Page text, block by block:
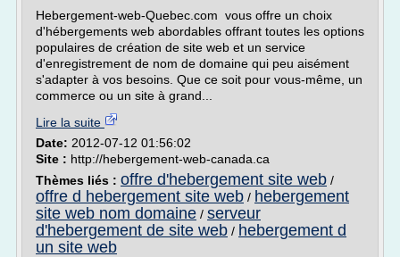
Hebergement-web-Quebec.com vous offre un choix
d'hébergements web abordables offrant toutes les options
populaires de création de site web et un service
d'enregistrement de nom de domaine qui peu aisément
s'adapter à vos besoins. Que ce soit pour vous-même, un
commerce ou un site à grand...
Lire la suite
Date: 2012-07-12 01:56:02
Site : http://hebergement-web-canada.ca
Thèmes liés : offre d'hebergement site web /
offre d hebergement site web / hebergement
site web nom domaine / serveur
d'hebergement de site web / hebergement d
un site web